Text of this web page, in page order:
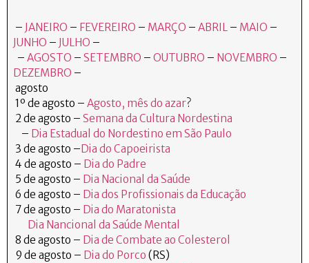
– JANEIRO – FEVEREIRO – MARÇO – ABRIL– MAIO –
JUNHO – JULHO –
– AGOSTO – SETEMBRO – OUTUBRO – NOVEMBRO –
DEZEMBRO –
agosto
1º de agosto – Agosto, mês do azar?
2 de agosto – Semana da Cultura Nordestina
– Dia Estadual do Nordestino em São Paulo
3 de agosto – Dia do Capoeirista
4 de agosto – Dia do Padre
5 de agosto – Dia Nacional da Saúde
6 de agosto – Dia dos Profissionais da Educação
7 de agosto – Dia do Maratonista
Dia Nancional da Saúde Mental
8 de agosto – Dia de Combate ao Colesterol
9 de agosto – Dia do Porco (RS)